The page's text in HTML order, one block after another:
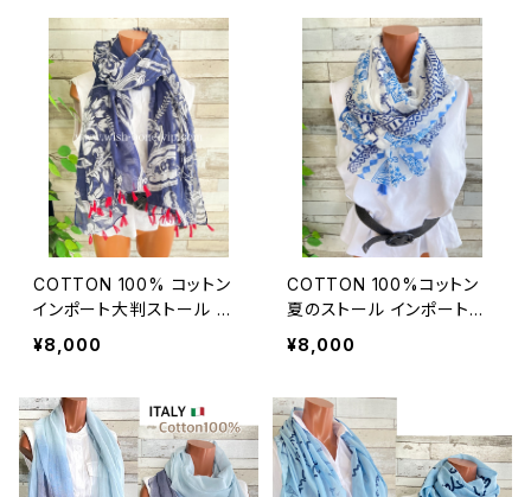
COTTON 100% コットン
インポート大判ストール ｜
ロングストール・心地よい肌
触りのスカーフ/ネイビー＆
¥8,000
COTTON 100%コットン
夏のストール インポート大
判・ロングストール・通気
性・肌触り良いスカーフ/エ
¥8,000